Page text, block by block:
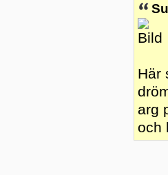
Här
arg
och